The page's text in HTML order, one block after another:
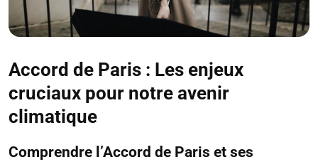
Accord de Paris : Les enjeux
cruciaux pour notre avenir
climatique
Comprendre l’Accord de Paris et ses